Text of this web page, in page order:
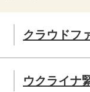
クラウドフ
ウクライナ